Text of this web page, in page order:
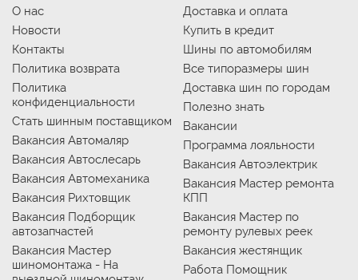
О нас
Новости
Контакты
Политика возврата
Политика
конфиденциальности
Стать шинным поставщиком
Вакансия Автомаляр
Вакансия Автослесарь
Вакансия Автомеханика
Вакансия Рихтовщик
Вакансия Подборщик
автозапчастей
Вакансия Мастер
шиномонтажа - На
Доставка и оплата
Купить в кредит
Шины по автомобилям
Все типоразмеры шин
Доставка шин по городам
Полезно знать
Вакансии
Программа лояльности
Вакансия Автоэлектрик
Вакансия Мастер ремонта
КПП
Вакансия Мастер по
ремонту рулевых реек
Вакансия жестянщик
Работа Помощник